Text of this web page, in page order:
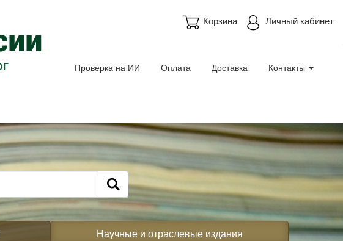
Личный кабинет
Корзина
Проверка на ИИ Оплата Доставка Контакты
Научные и отраслевые издания